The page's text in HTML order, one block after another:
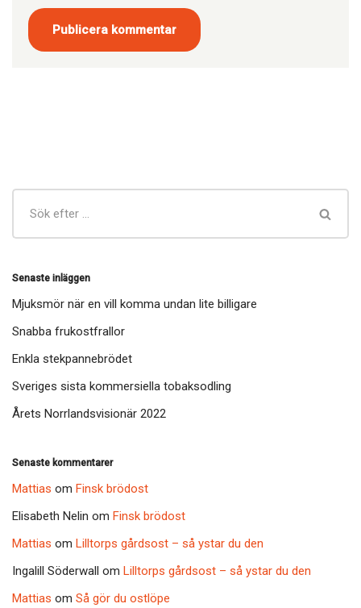
Senaste inläggen
Mjuksmör när en vill komma undan lite billigare
Snabba frukostfrallor
Enkla stekpannebrödet
Sveriges sista kommersiella tobaksodling
Årets Norrlandsvisionär 2022
Senaste kommentarer
Mattias om Finsk brödost
Elisabeth Nelin om Finsk brödost
Mattias om Lilltorps gårdsost – så ystar du den
Ingalill Söderwall om Lilltorps gårdsost – så ystar du den
Mattias om Så gör du ostlöpe